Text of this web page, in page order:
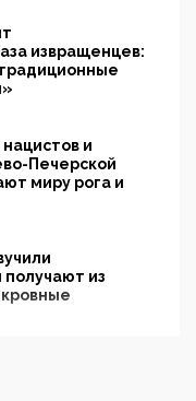
извращенцев:
и
Печерской
миру рога и
из